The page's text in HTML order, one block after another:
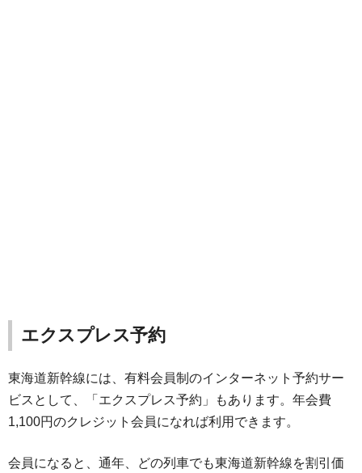
エクスプレス予約
東海道新幹線には、有料会員制のインターネット予約サー
ビスとして、「エクスプレス予約」もあります。年会費
1,100円のクレジット会員になれば利用できます。
会員になると、通年、どの列車でも東海道新幹線を割引価